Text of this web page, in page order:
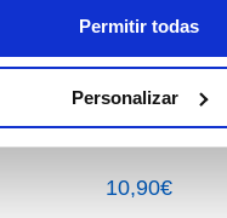
Permitir todas
Personalizar
Cadena Acrílica Gold
10,90€